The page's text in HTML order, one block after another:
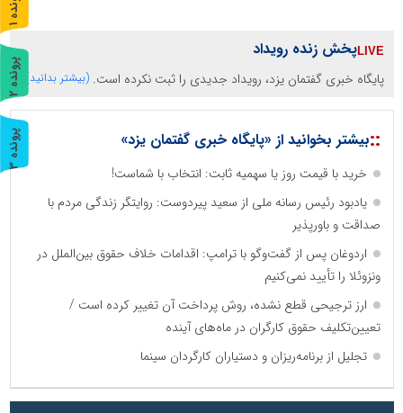
پخش زنده رویداد
پایگاه خبری گفتمان یزد، رویداد جدیدی را ثبت نکرده است. (بیشتر بدانید)
::بیشتر بخوانید از «پایگاه خبری گفتمان یزد»
خرید با قیمت روز یا سهمیه ثابت: انتخاب با شماست!
یادبود رئیس رسانه ملی از سعید پیردوست: روایتگر زندگی مردم با
صداقت و باورپذیر
اردوغان پس از گفت‌وگو با ترامپ: اقدامات خلاف حقوق بین‌الملل در
ونزوئلا را تأیید نمی‌کنیم
ارز ترجیحی قطع نشده، روش پرداخت آن تغییر کرده است /
تعیین‌تکلیف حقوق کارگران در ماه‌های آینده
تجلیل از برنامه‌ریزان و دستیاران کارگردان سینما
ر
و
ن
د
ه
پ
ر
و
ن
د
ه
2
پ
ر
و
ن
د
ه
3